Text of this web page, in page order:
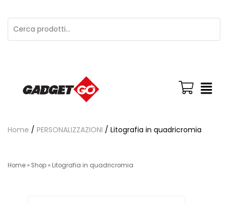
Home / PERSONALIZZAZIONI / Litografia in quadricromia
Home » Shop » Litografia in quadricromia